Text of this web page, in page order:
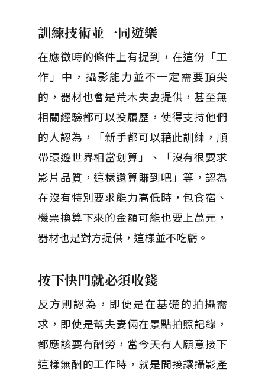
訓練技術並一同遊樂
在應徵時的條件上有提到，在這份「工
作」中，攝影能力並不一定需要頂尖
的，器材也會是荒木夫妻提供，甚至無
相關經驗都可以投履歷，使得支持他們
的人認為，「新手都可以藉此訓練，順
帶環遊世界相當划算」、「沒有很要求
影片品質，這樣還算賺到吧」等，認為
在沒有特別要求能力高低時，包食宿、
機票換算下來的金額可能也要上萬元，
器材也是對方提供，這樣並不吃虧。
按下快門就必須收錢
反方則認為，即便是在基礎的拍攝需
求，即使是幫夫妻倆在景點拍照記錄，
都應該要有酬勞，當今天有人願意接下
這樣無酬的工作時，就是間接讓攝影產